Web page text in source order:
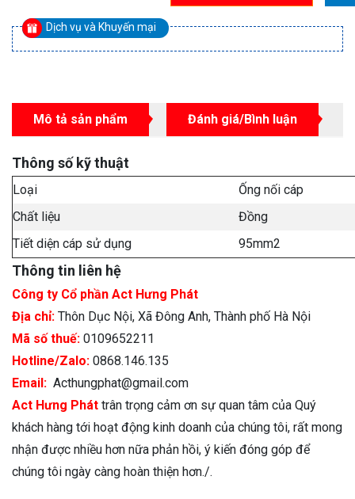
Dịch vụ và Khuyến mại
Mô tả sản phẩm Đánh giá/Bình luận
Thông số kỹ thuật
Loại
Ống nối cáp
Chất liệu
Đồng
Tiết diện cáp sử dụng
95mm2
Thông tin liên hệ
Công ty Cổ phần Act Hưng Phát
Địa chỉ: Thôn Dục Nội, Xã Đông Anh, Thành phố Hà Nội
Mã số thuế: 0109652211
Hotline/Zalo: 0868.146.135
Email: Acthungphat@gmail.com
Act Hưng Phát trân trọng cảm ơn sự quan tâm của Quý
khách hàng tới hoạt động kinh doanh của chúng tôi, rất mong
nhận được nhiều hơn nữa phản hồi, ý kiến đóng góp để
chúng tôi ngày càng hoàn thiện hơn./.